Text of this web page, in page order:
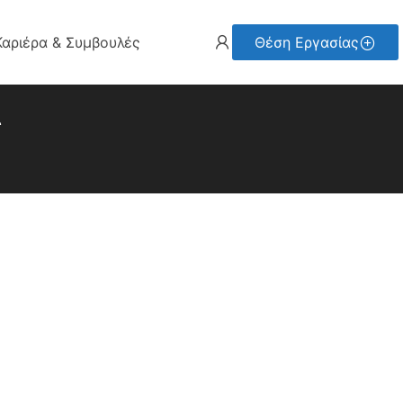
& Συμβουλές Θέση Εργασίας